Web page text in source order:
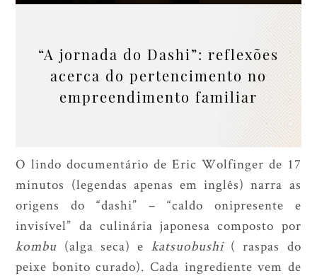
“A jornada do Dashi”: reflexões
acerca do pertencimento no
empreendimento familiar
O lindo documentário de Eric Wolfinger de 17
minutos (legendas apenas em inglês) narra as
origens do “dashi” – “caldo onipresente e
invisível” da culinária japonesa composto por
kombu (alga seca) e katsuobushi( raspas do
peixe bonito curado). Cada ingrediente vem de